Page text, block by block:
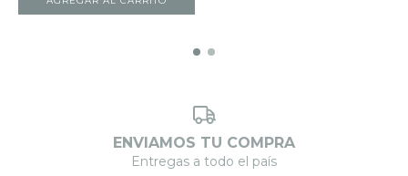
ENVIAMOS TU COMPRA
Entregas a todo el país